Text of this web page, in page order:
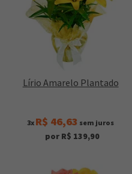
Lírio Amarelo Plantado
3x R$ 46,63 sem juros
por R$ 139,90